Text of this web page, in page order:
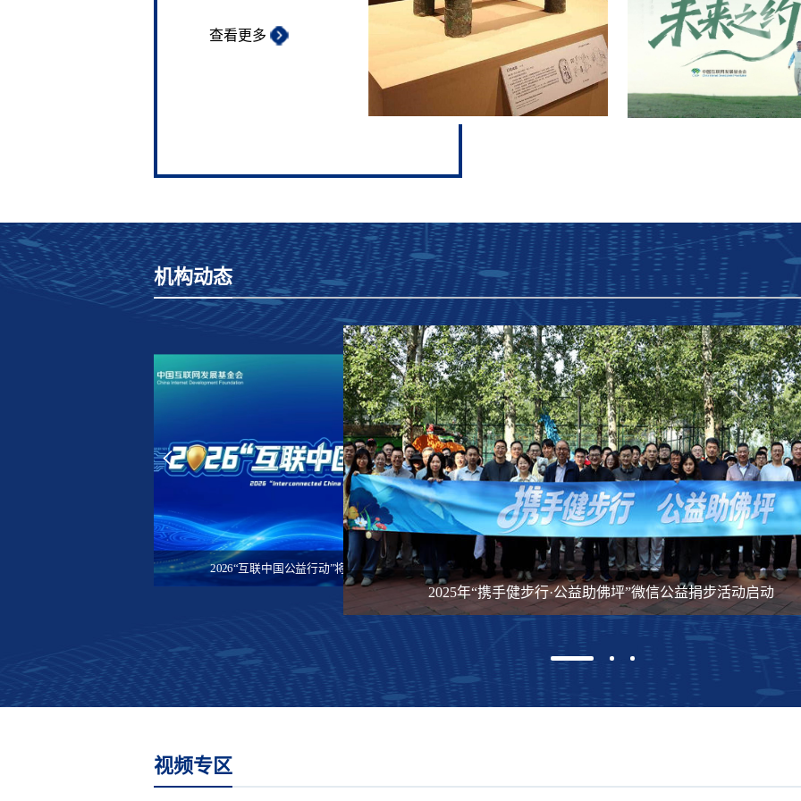
查看更多
机构动态
数智向善 激发互联网公益新动能
2026“互联中国公益行动”将在贵州贵阳启动
​2025年“携手健步行·公益助佛坪”微信公益捐步活动启动​
数智向善 激发互联网公益新动能
视频专区